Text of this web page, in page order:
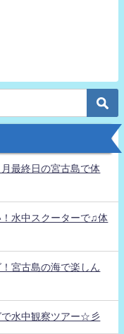
最終日の宮古島で体
水中スクーターで♫体
宮古島の海で楽しん
水中観察ツアー☆彡